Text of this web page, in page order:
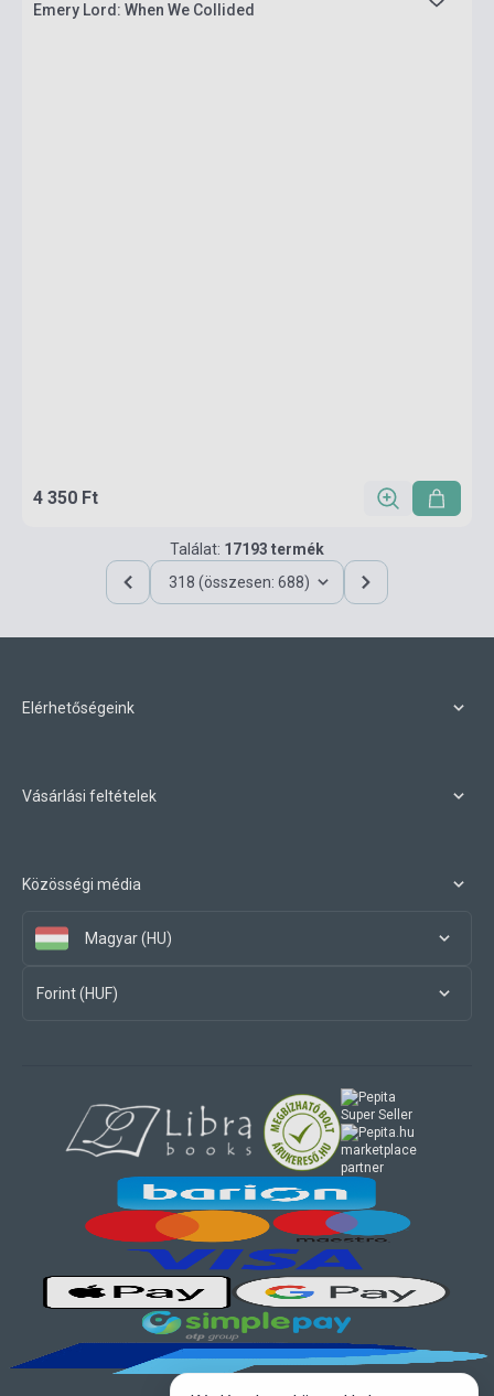
Emery Lord: When We Collided
4 350 Ft
Találat: 17193 termék
318 (összesen: 688)
Elérhetőségeink
Vásárlási feltételek
Közösségi média
Magyar (HU)
Forint (HUF)
marketplace
partner